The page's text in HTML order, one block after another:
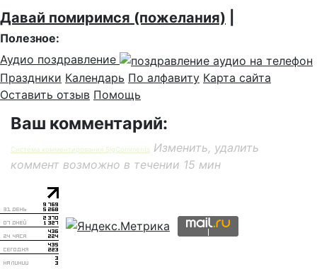
Давай помиримся (пожелания)
Полезное:
Аудио поздравление
Праздники Календарь По алфавиту Карта сайта
Оставить отзыв Помощь
Ваш комментарий:
Система комментирования SigComments
Изменить, удалить
коммент возможно в течении 15 мин